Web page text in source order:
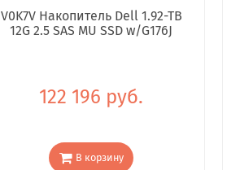
V0K7V Накопитель Dell 1.92-TB
12G 2.5 SAS MU SSD w/G176J
122 196 руб.
В корзину